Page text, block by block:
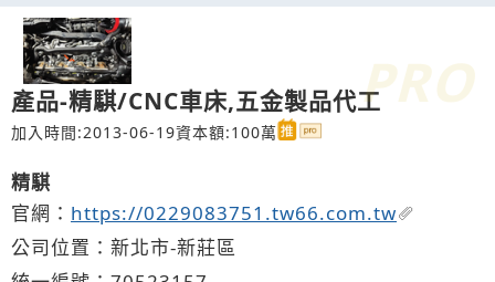
產品-精騏/CNC車床,五金製品代工
加入時間:2013-06-19資本額:100萬
精騏
官網： https://0229083751.tw66.com.tw
公司位置：新北市-新莊區